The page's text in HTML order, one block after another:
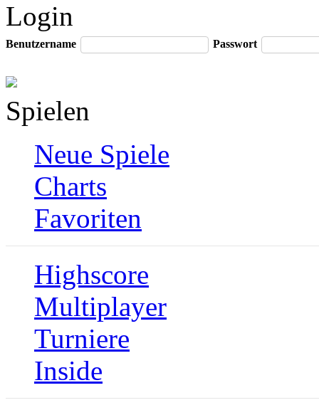
Login
Benutzername Passwort
Spielen
Neue Spiele
Charts
Favoriten
Highscore
Multiplayer
Turniere
Inside